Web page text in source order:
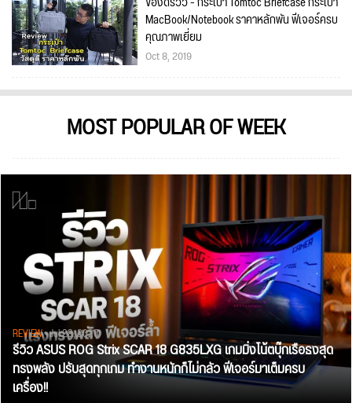
MacBook/Notebook ราคาหลักพัน ฟีเจอร์ครบ
คุณภาพเยี่ยม
Oct 8, 2019
MOST POPULAR OF WEEK
REVIEW• Jul 28, 2026
รีวิว ASUS ROG Strix SCAR 18 G835LXG เกมมิ่งโน้ตบุ๊กเรือธงสุด
ทรงพลัง ปรับสุดทุกเกม ทำงานหนักก็ไม่กลัว ฟีเจอร์มาเต็มครบ
เครื่อง!!